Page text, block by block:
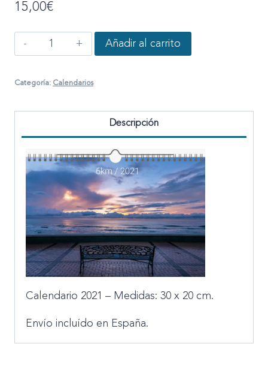
15,00€
Calendario
2021
Añadir al carrito
Categoría: Calendarios
Descripción
Calendario 2021 – Medidas: 30 x 20 cm.
Envío incluído en España.